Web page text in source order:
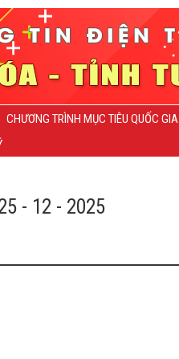
CHƯƠNG TRÌNH MỤC TIÊU QUỐC GIA
- 12 - 2025